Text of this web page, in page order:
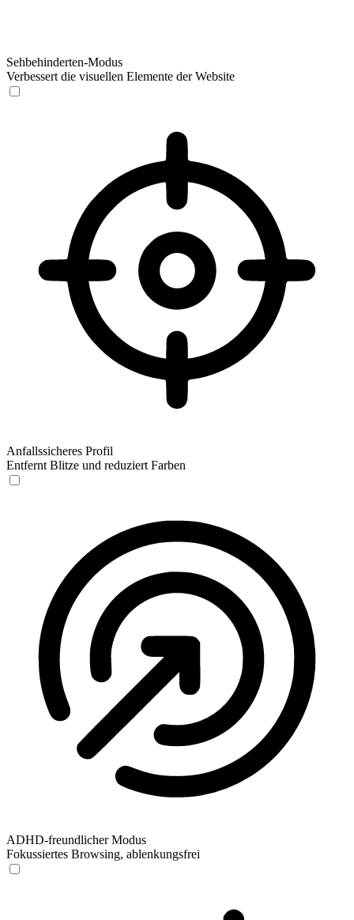
Sehbehinderten-Modus
Verbessert die visuellen Elemente der Website
Anfallssicheres Profil
Entfernt Blitze und reduziert Farben
ADHD-freundlicher Modus
Fokussiertes Browsing, ablenkungsfrei